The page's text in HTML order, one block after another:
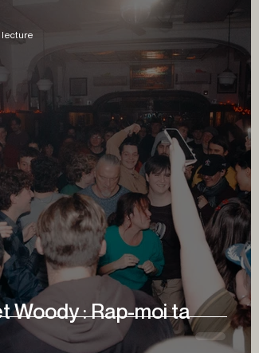
Woody : Rap-moi ta
lecture